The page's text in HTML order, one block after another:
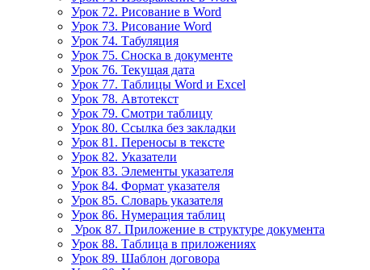
Урок 72. Рисование в Word
Урок 73. Рисование Word
Урок 74. Табуляция
Урок 75. Сноска в документе
Урок 76. Текущая дата
Урок 77. Таблицы Word и Excel
Урок 78. Автотекст
Урок 79. Смотри таблицу
Урок 80. Ссылка без закладки
Урок 81. Переносы в тексте
Урок 82. Указатели
Урок 83. Элементы указателя
Урок 84. Формат указателя
Урок 85. Словарь указателя
Урок 86. Нумерация таблиц
Урок 87. Приложение в структуре документа
Урок 88. Таблица в приложениях
Урок 89. Шаблон договора